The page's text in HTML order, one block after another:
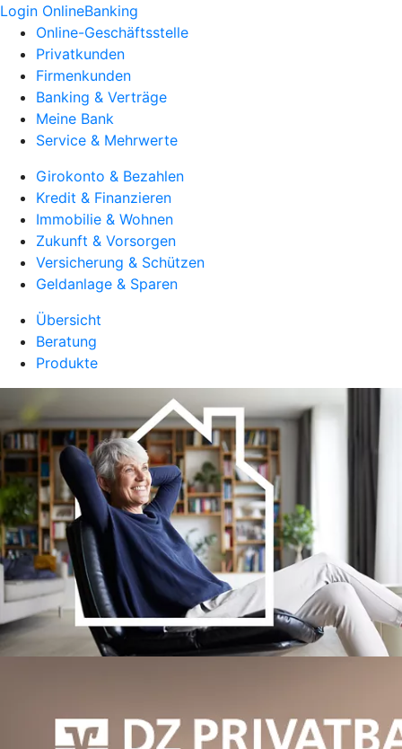
Login OnlineBanking
Online-Geschäftsstelle
Privatkunden
Firmenkunden
Banking & Verträge
Meine Bank
Service & Mehrwerte
Girokonto & Bezahlen
Kredit & Finanzieren
Immobilie & Wohnen
Zukunft & Vorsorgen
Versicherung & Schützen
Geldanlage & Sparen
Übersicht
Beratung
Produkte